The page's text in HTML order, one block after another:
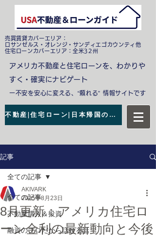
売買賃貸カバーエリア：
ロサンゼルス・オレンジ・サンディエゴカウンティ他
​住宅ローンカバーエリア：全米32州
アメリカ不動産と住宅ローンを、わかりや
すく・確実にナビゲート
ー不安を安心に変える、“頼れる” 情報サイトです
不動産|住宅ローン|日本帰国の無料相談
記事
全ての記事
不動産購入＆投資
融資のプロだから話せる話
全ての記事
8月更新：アメリカ住宅ロ
ーン金利の最新動向と今後
AKIVARK
2025年8月23日